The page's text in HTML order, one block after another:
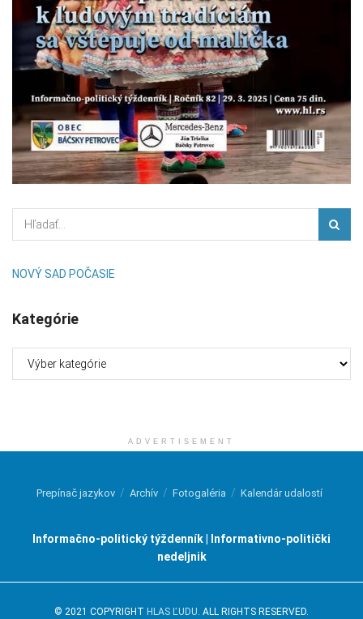
NOVÝ SAD POČASIE
Kategórie
ADVERTISEMENT
Prepínač jazykov Archív Fotogaléria Kalendár udalostí
Informačno-politický týždenník | Informativno-politički
nedeljnik
© 2021 COPYRIGHT HLAS ĽUDU. ALL RIGHTS RESERVED.